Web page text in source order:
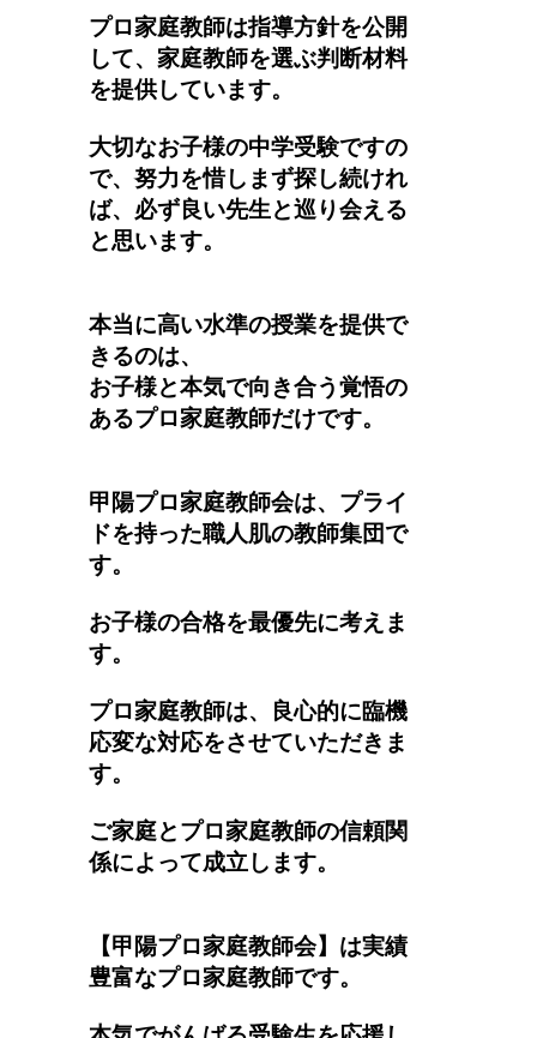
プロ家庭教師は指導方針を公開
して、家庭教師を選ぶ判断材料
を提供しています。
大切なお子様の中学受験ですの
で、努力を惜しまず探し続けれ
ば、必ず良い先生と巡り会える
と思います。
本当に高い水準の授業を提供で
きるのは、
お子様と本気で向き合う覚悟の
あるプロ家庭教師だけです。
甲陽プロ家庭教師会は、プライ
ドを持った職人肌の教師集団で
す。
お子様の合格を最優先に考えま
す。
プロ家庭教師は、良心的に臨機
応変な対応をさせていただきま
す。
ご家庭とプロ家庭教師の信頼関
係によって成立します。
【甲陽プロ家庭教師会】は実績
豊富なプロ家庭教師です。